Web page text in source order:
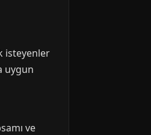
isteyenler
uygun
ve